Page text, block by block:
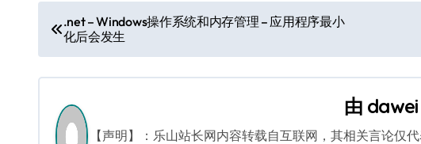
文
章
导
航
.net – Windows操作系统和内存管理 – 应用程序最小
化后会发生
由 dawei
【声明】：乐山站长网内容转载自互联网，其相关言论仅